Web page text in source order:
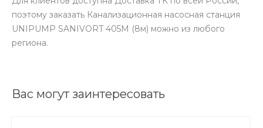
поэтому заказать Канализационная насосная станция
UNIPUMP SANIVORT 405М (8м) можно из любого
региона.
Вас могут заинтересовать